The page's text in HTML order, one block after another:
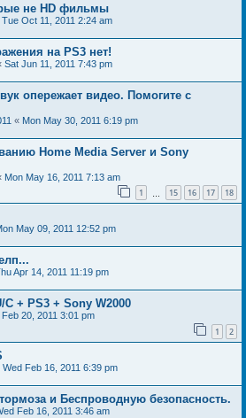
не HD фильмы
Tue Oct 11, 2011 2:24 am
на PS3 нет!
Sat Jun 11, 2011 7:43 pm
опережает видео. Помогите с
« Mon May 30, 2011 6:19 pm
Home Media Server и Sony
Mon May 16, 2011 7:13 am
1 15 16 17 18
May 09, 2011 12:52 pm
Apr 14, 2011 11:19 pm
C + PS3 + Sony W2000
Feb 20, 2011 3:01 pm
1 2
Wed Feb 16, 2011 6:39 pm
и Беспроводную безопасность.
Feb 16, 2011 3:46 am